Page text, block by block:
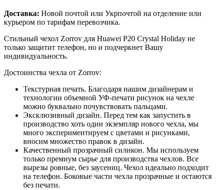
Доставка: Новой почтой или Укрпочтой на отделение или
курьером по тарифам перевозчика.
Стильный чехол Zorrov для Huawei P20 Crystal Holiday не
только защитит телефон, но и подчеркнет Вашу
индивидуальность.
Достоинства чехла от Zorrov:
Текстурная печать. Благодаря нашим дизайнерам и
технологии объемной УФ-печати рисунок на чехле
можно буквально почувствовать пальцами.
Эксклюзивный дизайн. Перед тем как запустить в
производство хоть один экземпляр нового чехла, мы
много экспериментируем с цветами и рисунками,
вносим множество правок в дизайн.
Качественный прозрачный силикон. Мы используем
только премиум сырье для производства чехлов. Все
вырезы ровные, без заусениц. Чехол идеально подходит
на телефон. Боковые части чехла прозрачные и остаются
без печати.